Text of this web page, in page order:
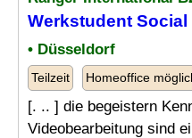
Werkstudent Social
• Düsseldorf
Teilzeit Homeoffice
[. .. ] die begeistern
Videobearbeitung sind